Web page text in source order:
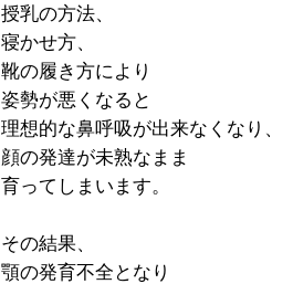
授乳の方法、
寝かせ方、
靴の履き方により
姿勢が悪くなると
理想的な鼻呼吸が出来なくなり、
顔の発達が未熟なまま
育ってしまいます。
その結果、
顎の発育不全となり